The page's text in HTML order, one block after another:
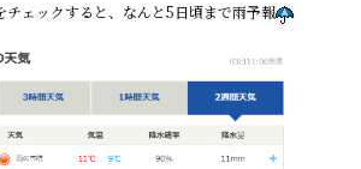
チェックすると、なんと5日頃まで雨予報